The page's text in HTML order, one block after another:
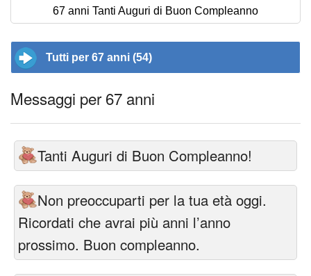
67 anni Tanti Auguri di Buon Compleanno
Tutti per 67 anni (54)
Messaggi per 67 anni
Tanti Auguri di Buon Compleanno!
Non preoccuparti per la tua età oggi.
Ricordati che avrai più anni l’anno
prossimo. Buon compleanno.